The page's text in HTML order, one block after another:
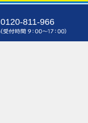
0120-811-966